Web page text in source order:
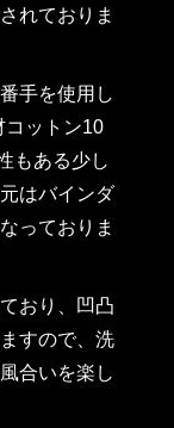
れておりま
手を使用し
コットン10
もある少し
はバインダ
っておりま
おり、凹凸
すので、洗
合いを楽し